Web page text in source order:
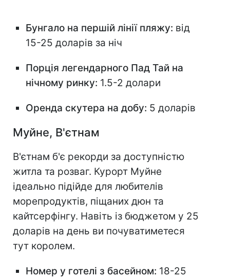
Бунгало на першій лінії пляжу: від
15-25 доларів за ніч
Порція легендарного Пад Тай на
нічному ринку: 1.5-2 долари
Оренда скутера на добу: 5 доларів
Муйне, В'єтнам
В'єтнам б'є рекорди за доступністю
житла та розваг. Курорт Муйне
ідеально підійде для любителів
морепродуктів, піщаних дюн та
кайтсерфінгу. Навіть із бюджетом у 25
доларів на день ви почуватиметеся
тут королем.
Номер у готелі з басейном: 18-25